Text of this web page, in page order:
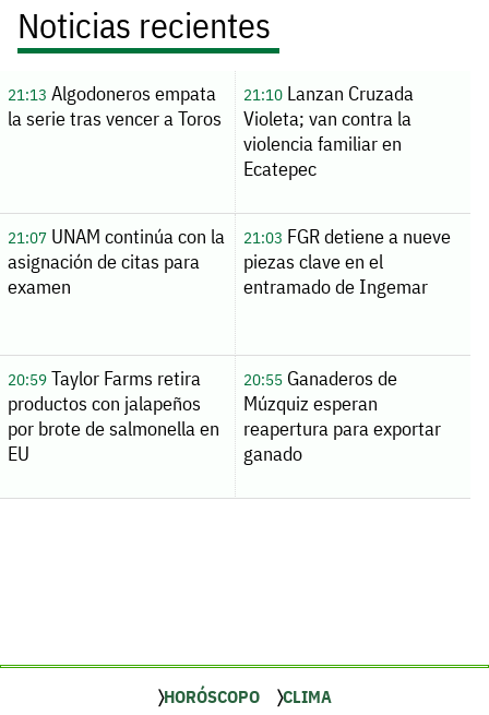
Noticias recientes
21:13 Algodoneros empata
la serie tras vencer a Toros
21:10Lanzan Cruzada
Violeta; van contra la
violencia familiar en
Ecatepec
21:07UNAM continúa con la
asignación de citas para
examen
21:03 FGR detiene a nueve
piezas clave en el
entramado de Ingemar
20:59Taylor Farms retira
productos con jalapeños
por brote de salmonella en
EU
20:55Ganaderos de
Múzquiz esperan
reapertura para exportar
ganado
HORÓSCOPO CLIMA